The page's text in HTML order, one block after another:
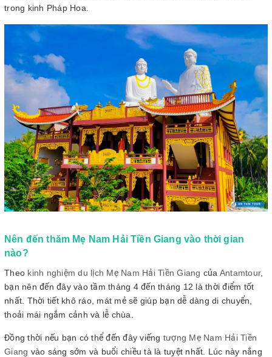
trong kinh Pháp Hoa.
Nên đến thăm Mẹ Nam Hải Tiền Giang vào thời gian
nào?
Theo kinh nghiệm du lịch Mẹ Nam Hải Tiền Giang của Antamtour,
bạn nên đến đây vào tầm tháng 4 đến tháng 12 là thời điểm tốt
nhất. Thời tiết khô ráo, mát mẻ sẽ giúp bạn dễ dàng di chuyển,
thoải mái ngắm cảnh và lễ chùa.
Đồng thời nếu bạn có thể đến đây viếng tượng Mẹ Nam Hải Tiền
Giang vào sáng sớm và buổi chiều tà là tuyệt nhất. Lúc này nắng